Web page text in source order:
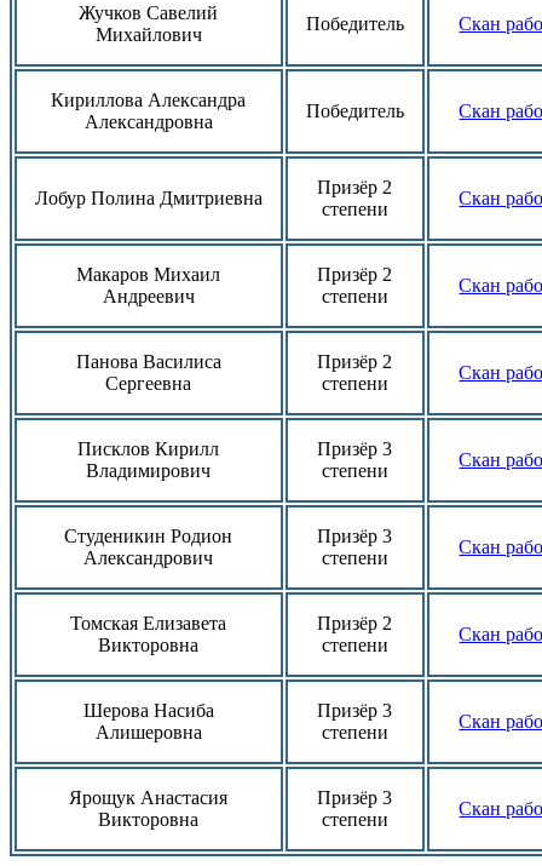
Жучков Савелий
Михайлович
Победитель Скан
Кириллова Александра
Александровна
Победитель Скан
Лобур Полина Дмитриевна
Призёр 2
степени
Скан
Макаров Михаил
Андреевич
Призёр 2
степени
Скан
Панова Василиса
Сергеевна
Призёр 2
степени
Скан
Писклов Кирилл
Владимирович
Призёр 3
степени
Скан
Студеникин Родион
Александрович
Призёр 3
степени
Скан
Томская Елизавета
Викторовна
Призёр 2
степени
Скан
Шерова Насиба
Алишеровна
Призёр 3
степени
Скан
Ярощук Анастасия
Викторовна
Призёр 3
степени
Скан